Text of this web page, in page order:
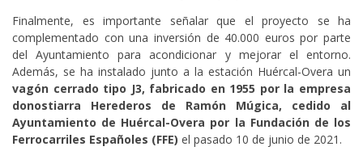
Finalmente, es importante señalar que el proyecto se ha
complementado con una inversión de 40.000 euros por parte
del Ayuntamiento para acondicionar y mejorar el entorno.
Además, se ha instalado junto a la estación Huércal-Overa un
vagón cerrado tipo J3, fabricado en 1955 por la empresa
donostiarra Herederos de Ramón Múgica, cedido al
Ayuntamiento de Huércal-Overa por la Fundación de los
Ferrocarriles Españoles (FFE) el pasado 10 de junio de 2021.